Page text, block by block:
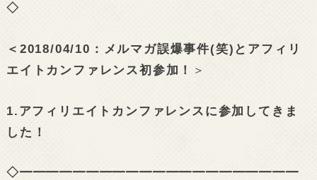
◇
＜ 2018/04/10：メルマガ誤爆事件(笑)とアフィリ
エイトカンファレンス初参加！
＞
1.アフィリエイトカンファレンスに参加してきま
した！
◇━━━━━━━━━━━━━━━━━━━━━